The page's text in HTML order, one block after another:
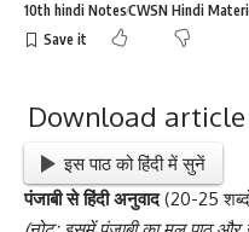
10th hindi NotesCWSN Hindi
Download article
इस पाठ को हिंदी में सुनें
पंजाबी से हिंदी अनुवाद(20-25